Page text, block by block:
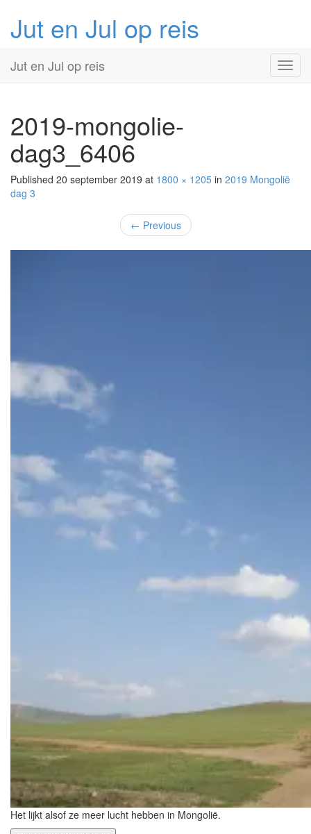
Jut en Jul op reis
Primary
Menu
content
Jut en Jul op reis
2019-mongolie-
dag3_6406
Published 20 september 2019 at 1800 × 1205 in 2019 Mongolië
dag 3
← Previous
Het lijkt alsof ze meer lucht hebben in Mongolië.